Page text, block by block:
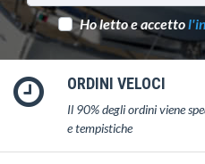
Ho letto e accetto
ORDINI VELOCI
Il 90% degli ordini viene
e tempistiche